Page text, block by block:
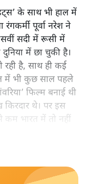
के साथ भी हाल में
पूर्वा नरेश ने
सदी में रूसी में
में छा चुकी है।
रही है, साथ ही कई
में भी कुछ साल पहले
फिल्म बनाई थी
थे। पर इस
भारत में तो नहीं